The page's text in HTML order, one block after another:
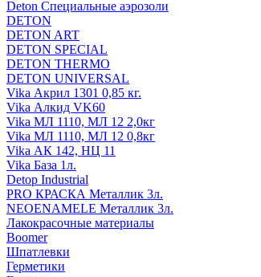
Deton Специальные аэрозоли
DETON
DETON ART
DETON SPECIAL
DETON THERMO
DETON UNIVERSAL
Vika Акрил 1301 0,85 кг.
Vika Алкид VK60
Vika МЛ 1110, МЛ 12 2,0кг
Vika МЛ 1110, МЛ 12 0,8кг
Vika АК 142, НЦ 11
Vika База 1л.
Detop Industrial
PRO КРАСКА Металлик 3л.
NEOENAMELE Металлик 3л.
Лакокрасочные материалы
Boomer
Шпатлевки
Герметики